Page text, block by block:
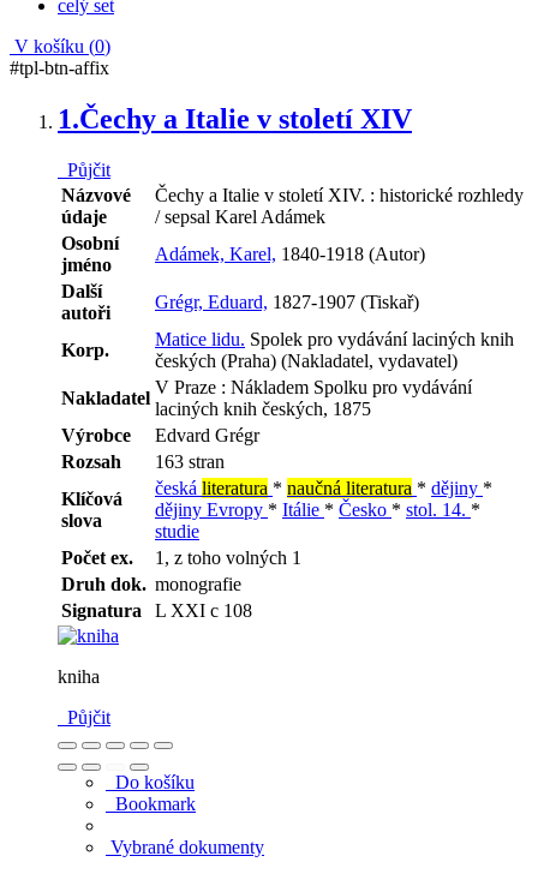
celý set
V košíku (0)
#tpl-btn-affix
1.Čechy a Italie v století XIV
Půjčit
Názvové
údaje
Čechy a Italie v století XIV. : historické rozhledy
/ sepsal Karel Adámek
Osobní
jméno
Adámek, Karel, 1840-1918 (Autor)
Další
autoři
Grégr, Eduard, 1827-1907 (Tiskař)
Korp.
Matice lidu. Spolek pro vydávání laciných knih
českých (Praha) (Nakladatel, vydavatel)
Nakladatel
V Praze : Nákladem Spolku pro vydávání
laciných knih českých, 1875
Výrobce
Edvard Grégr
Rozsah
163 stran
Klíčová
slova
česká literatura * naučná literatura * dějiny *
dějiny Evropy * Itálie * Česko * stol. 14. *
studie
Počet ex.
1, z toho volných 1
Druh dok. monografie
Signatura
L XXI c 108
kniha
Půjčit
Do košíku
Bookmark
Vybrané dokumenty